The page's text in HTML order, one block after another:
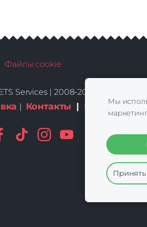
Файлы cookie
Services | 2008-2026 | All Rights
Контакты | Куки-файлы
Мы